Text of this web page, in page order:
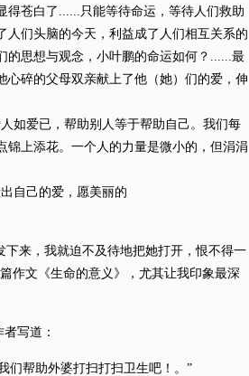
得苍白了......只能等待命运，等待人们救助
人们头脑的今天，利益成了人们相互关系的
的思想与观念，小叶鹏的命运如何？......最
碎的父母双亲献上了他（她）们的爱，伸
如爱已，帮助别人等于帮助自己。我们每
上添花。一个人的力量是微小的，但涓涓
自己的爱，愿美丽的
来，我就迫不及待地把她打开，恨不得一
作文《生命的意义》，尤其让我印象最深
写道：
帮助外婆打扫打扫卫生吧！。”